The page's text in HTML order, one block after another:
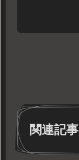
関連記事